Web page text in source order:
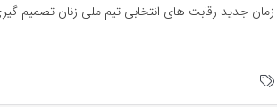
زمان جدید رقابت های انتخابی تیم ملی زنان تصمیم